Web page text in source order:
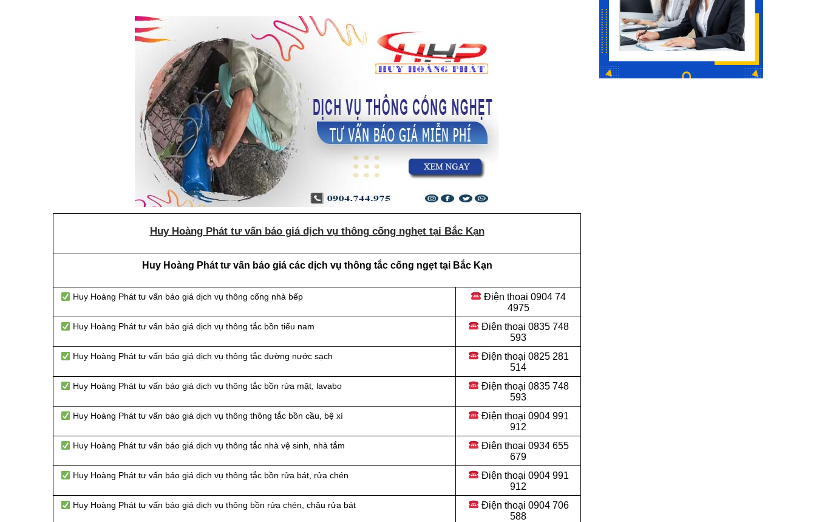
Huy Hoàng Phát tư vấn báo giá dịch vụ thông cống nghẹt tại Bắc Kạn
Huy Hoàng Phát tư vấn báo giá các dịch vụ thông tắc cống ngẹt tại Bắc Kạn
Huy Hoàng Phát tư vấn báo giá dịch vụ thông cống nhà bếp Điện thoại 0904 74
4975
Huy Hoàng Phát tư vấn báo giá dịch vụ thông tắc bồn tiểu nam Điện thoại 0835 748
593
Huy Hoàng Phát tư vấn báo giá dịch vụ thông tắc đường nước sạch Điện thoại 0825 281
514
Huy Hoàng Phát tư vấn báo giá dịch vụ thông tắc bồn rửa mặt, lavabo Điện thoại 0835 748
593
Huy Hoàng Phát tư vấn báo giá dịch vụ thông thông tắc bồn cầu, bệ xí Điện thoại 0904 991
912
Huy Hoàng Phát tư vấn báo giá dịch vụ thông tắc nhà vệ sinh, nhà tắm
Điện thoại 0934 655
679
Huy Hoàng Phát tư vấn báo giá dịch vụ thông tắc bồn rửa bát, rửa chén
Điện thoại 0904 991
912
Huy Hoàng Phát tư vấn báo giá dịch vụ thông bồn rửa chén, chậu rửa bát Điện thoại 0904 706
588